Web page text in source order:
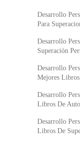
Desarrollo
Para
Desarrollo
Superación
Desarrollo
Mejores
Desarrollo
Libros De
Desarrollo
Libros De